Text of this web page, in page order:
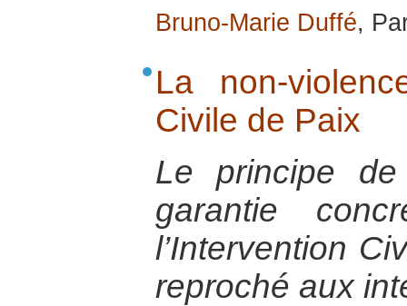
Bruno-Marie Duffé,
La non-
Civile de Paix
Le principe
garantie
l’Intervention
reproché aux